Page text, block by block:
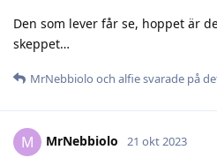
Den som lever får se, hoppet är
skeppet…
MrNebbiolo och alfiesvarade på
M MrNebbiolo 21 okt 2023